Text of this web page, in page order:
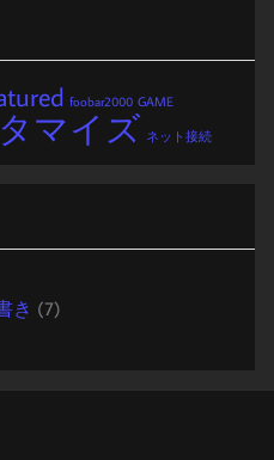
foobar2000 GAME
マイズ ネット接続
き (7)